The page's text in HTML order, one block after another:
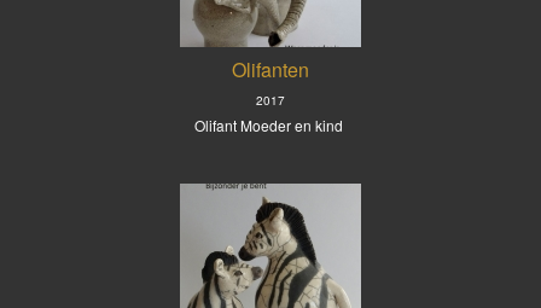
Olifanten
2017
Olifant Moeder en kind